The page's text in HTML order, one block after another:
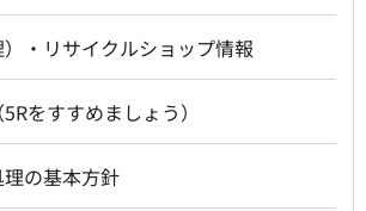
・リサイクルショップ情報
をすすめましょう）
の基本方針